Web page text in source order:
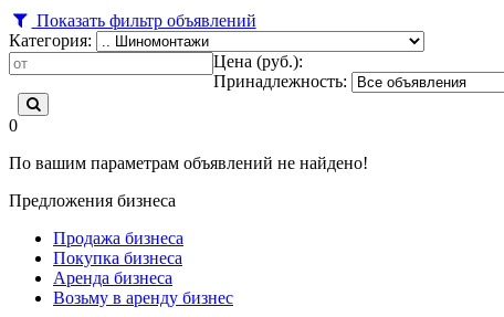
Показать фильтр объявлений
Категория:
Цена (руб.):
Принадлежность:
0
По вашим параметрам объявлений не найдено!
Предложения бизнеса
Продажа бизнеса
Покупка бизнеса
Аренда бизнеса
Возьму в аренду бизнес